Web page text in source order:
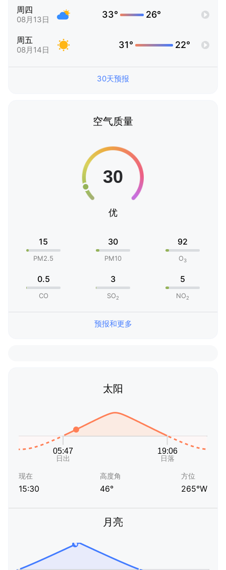
周四
08月13日 33° 26°
周五
08月14日 31° 22°
30天预报
空气质量
优
15
PM2.5
30
PM10
92
O3
0.5
CO
3
SO2
5
NO2
预报和更多
太阳
现在
15:30
高度角
46°
方位
265°W
月亮